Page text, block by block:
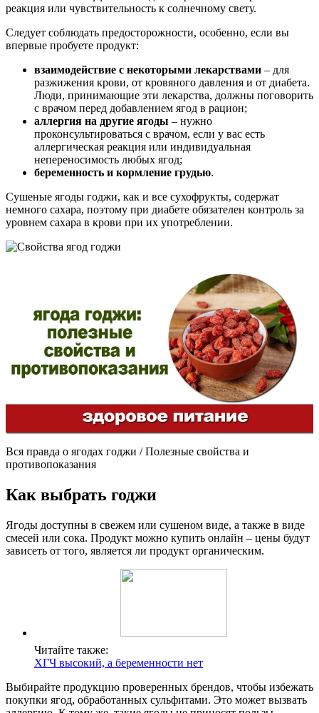
реакция или чувствительность к солнечному свету.
Следует соблюдать предосторожности, особенно, если вы
впервые пробуете продукт:
взаимодействие с некоторыми лекарствами – для
разжижения крови, от кровяного давления и от диабета.
Люди, принимающие эти лекарства, должны поговорить
с врачом перед добавлением ягод в рацион;
аллергия на другие ягоды – нужно
проконсультироваться с врачом, если у вас есть
аллергическая реакция или индивидуальная
непереносимость любых ягод;
беременность и кормление грудью.
Сушеные ягоды годжи, как и все сухофрукты, содержат
немного сахара, поэтому при диабете обязателен контроль за
уровнем сахара в крови при их употреблении.
Вся правда о ягодах годжи / Полезные свойства и
противопоказания
Как выбрать годжи
Ягоды доступны в свежем или сушеном виде, а также в виде
смесей или сока. Продукт можно купить онлайн – цены будут
зависеть от того, является ли продукт органическим.
Читайте также:
ХГЧ высокий, а беременности нет
Выбирайте продукцию проверенных брендов, чтобы избежать
покупки ягод, обработанных сульфитами. Это может вызвать